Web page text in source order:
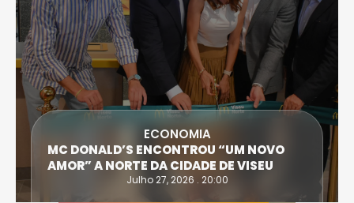
ECONOMIA
MC DONALD’S ENCONTROU “UM NOVO
AMOR” A NORTE DA CIDADE DE VISEU
Julho 27, 2026 . 20:00